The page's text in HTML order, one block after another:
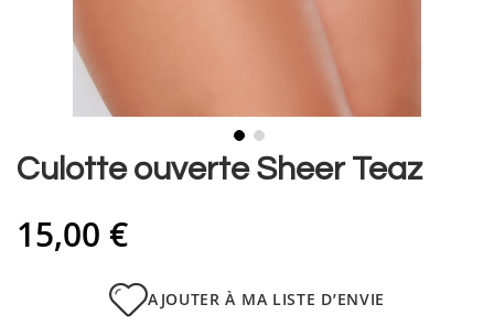
Skip
beginning
Culotte ouverte Sheer Teaz
15,00 €
AJOUTER À MA LISTE D’ENVIE